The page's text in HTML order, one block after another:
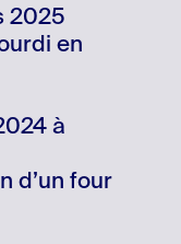
2025
en
à
d’un four